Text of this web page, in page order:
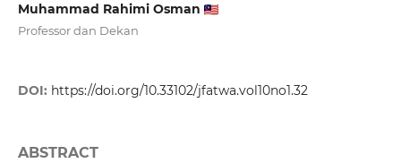
Muhammad Rahimi Osman
Professor dan Dekan
DOI: https://doi.org/10.33102/jfatwa.vol10no1.32
ABSTRACT